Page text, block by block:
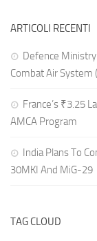
ARTICOLI RECENTI
Defence
Combat Air System
France’s ₹3.25
AMCA Program
India Plans To
30MKI And MiG-29
TAG CLOUD